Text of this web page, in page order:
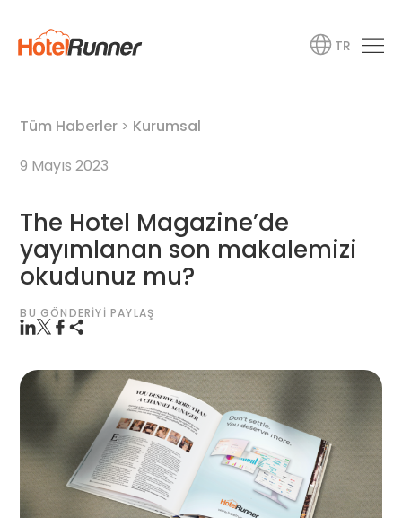
TR
Tüm Haberler > Kurumsal
9 Mayıs 2023
The Hotel Magazine’de
yayımlanan son makalemizi
okudunuz mu?
BU GÖNDERIYI PAYLAŞ